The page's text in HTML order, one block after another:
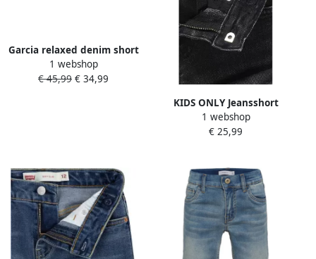
Garcia relaxed denim short
light blue denim
1 webshop
€ 45,99 € 34,99
KIDS ONLY Jeansshort
KOGROBYN EX VINT DNM
SHORTS AZG529 NOOS
1 webshop
€ 25,99